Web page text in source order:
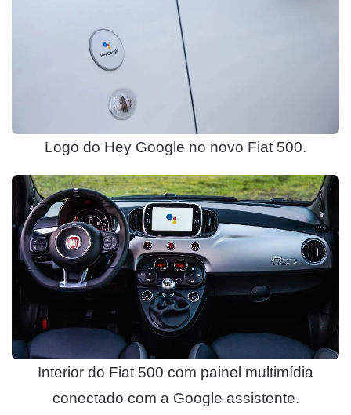
Logo do Hey Google no novo Fiat 500.
Interior do Fiat 500 com painel multimídia
conectado com a Google assistente.